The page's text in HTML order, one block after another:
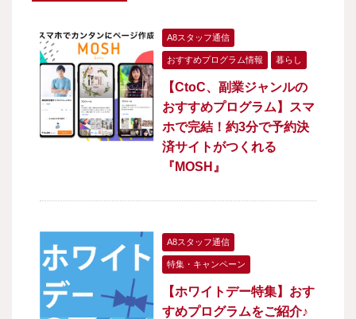
A8スタッフ通信
おすすめプログラム情報 暮らし
【CtoC、副業ジャンルの
おすすめプログラム】スマ
ホで完結！約3分で予約決
済サイトがつくれる
『MOSH』
A8スタッフ通信
特集・キャンペーン
【ホワイトデー特集】おす
すめプログラムをご紹介♪